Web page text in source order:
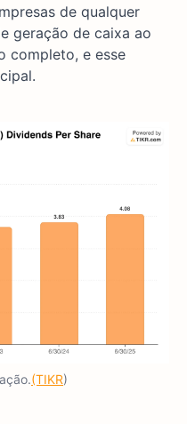
de qualquer
geração de caixa ao
completo, e esse
(TIKR)